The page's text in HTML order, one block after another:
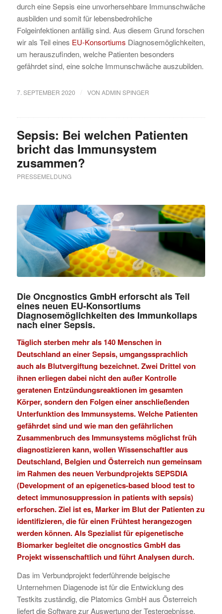
durch eine Sepsis eine unvorhersehbare Immunschwäche
ausbilden und somit für lebensbedrohliche
Folgeinfektionen anfällig sind. Aus diesem Grund forschen
wir als Teil eines EU-Konsortiums Diagnosemöglichkeiten,
um herauszufinden, welche Patienten besonders
gefährdet sind, eine solche Immunschwäche auszubilden.
7. SEPTEMBER 2020 / VON ADMIN SPINGER
Sepsis: Bei welchen Patienten
bricht das Immunsystem
zusammen?
PRESSEMELDUNG
Die Oncgnostics GmbH erforscht als Teil
eines neuen EU-Konsortiums
Diagnosemöglichkeiten des Immunkollaps
nach einer Sepsis.
Täglich sterben mehr als 140 Menschen in
Deutschland an einer Sepsis, umgangssprachlich
auch als Blutvergiftung bezeichnet. Zwei Drittel von
ihnen erliegen dabei nicht den außer Kontrolle
geratenen Entzündungsreaktionen im gesamten
Körper, sondern den Folgen einer anschließenden
Unterfunktion des Immunsystems. Welche Patienten
gefährdet sind und wie man den gefährlichen
Zusammenbruch des Immunsystems möglichst früh
diagnostizieren kann, wollen Wissenschaftler aus
Deutschland, Belgien und Österreich nun gemeinsam
im Rahmen des neuen Verbundprojekts SEPSDIA
(Development of an epigenetics-based blood test to
detect immunosuppression in patients with sepsis)
erforschen. Ziel ist es, Marker im Blut der Patienten zu
identifizieren, die für einen Frühtest herangezogen
werden können. Als Spezialist für epigenetische
Biomarker begleitet die oncgnostics GmbH das
Projekt wissenschaftlich und führt Analysen durch.
Das im Verbundprojekt federführende belgische
Unternehmen Diagenode ist für die Entwicklung des
Testkits zuständig, die Platomics GmbH aus Österreich
liefert die Software zur Auswertung der Testergebnisse.